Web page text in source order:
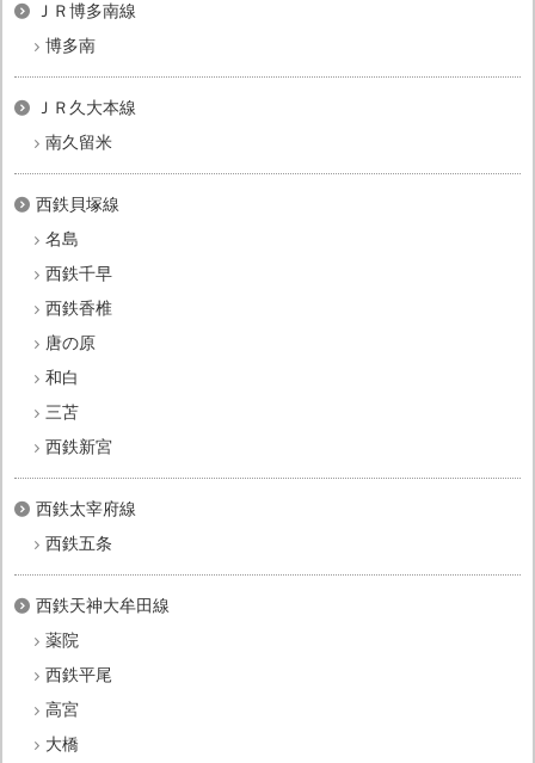
ＪＲ博多南線
博多南
ＪＲ久大本線
南久留米
西鉄貝塚線
名島
西鉄千早
西鉄香椎
唐の原
和白
三苫
西鉄新宮
西鉄太宰府線
西鉄五条
西鉄天神大牟田線
薬院
西鉄平尾
高宮
大橋